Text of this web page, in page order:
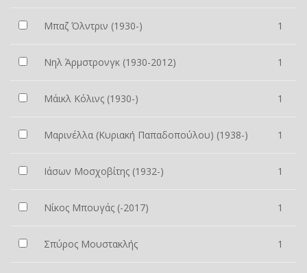
Μπαζ Όλντριν (1930-) 1
Νηλ Άρμστρονγκ (1930-2012) 1
Μάικλ Κόλινς (1930-) 1
Μαρινέλλα (Κυριακή Παπαδοπούλου) (1938-) 1
Ιάσων Μοσχοβίτης (1932-) 1
Νίκος Μπουγάς (-2017) 1
Σπύρος Μουστακλής 1